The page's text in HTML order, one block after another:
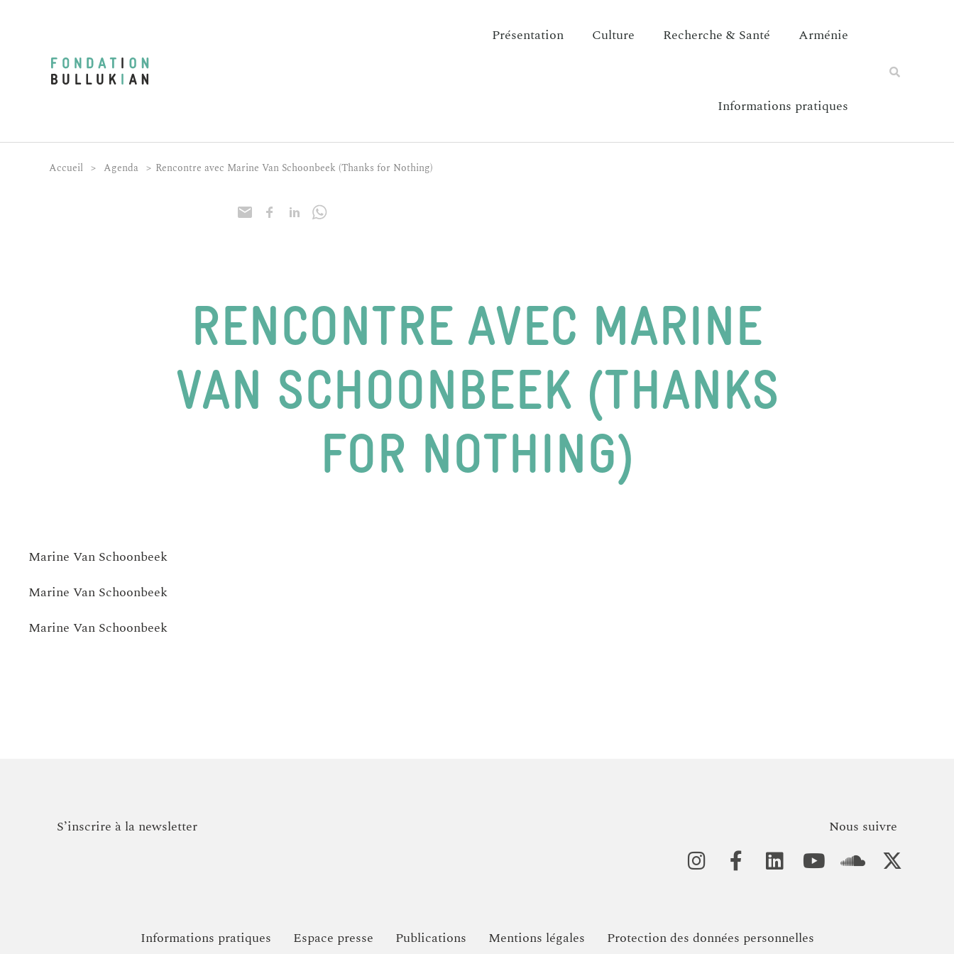
Présentation Culture Recherche & Santé Arménie
Informations pratiques
Accueil > Agenda > Rencontre avec Marine Van Schoonbeek (Thanks for Nothing)
RENCONTRE AVEC MARINE
VAN SCHOONBEEK (THANKS
FOR NOTHING)
Marine Van Schoonbeek
Marine Van Schoonbeek
Marine Van Schoonbeek
S’inscrire à la newsletter Nous suivre
Informations pratiques Espace presse Publications Mentions légales Protection des données personnelles